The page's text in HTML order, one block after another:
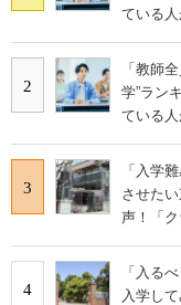
ている
2
「教師
学”ラン
ている
3
「入学
させた
声！「
4
「入る
入学し